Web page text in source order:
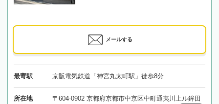
メールする
最寄駅 京阪電気鉄道「神宮丸太町駅」徒歩8分
所在地
〒604-0902 京都府京都市中京区中町通夷川上ル鉾田